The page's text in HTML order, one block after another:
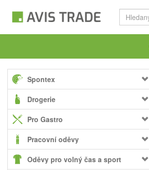
Spontex
Drogerie
Pro Gastro
Pracovní oděvy
Oděvy pro volný čas a sport